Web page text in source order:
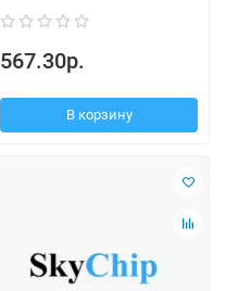
567.30р.
В корзину